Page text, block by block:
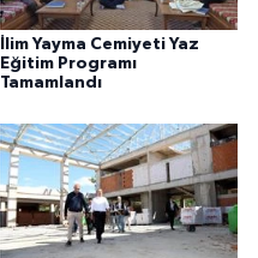
İlim Yayma Cemiyeti Yaz
Eğitim Programı
Tamamlandı